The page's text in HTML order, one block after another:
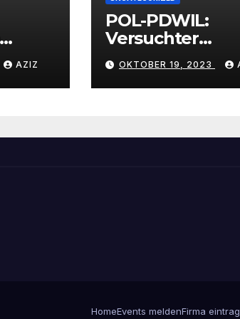
AZIZ
POL-PDWIL:
Versuchter
Einbruch im
Gewerbegebiet
Wittlich
OKTOBER 19, 2023
HomeEvents meldenFirma